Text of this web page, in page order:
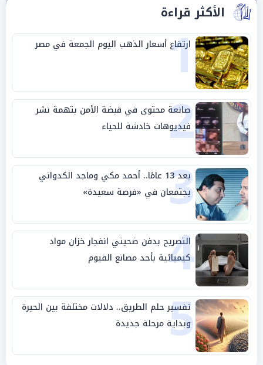
الأكثر قراءة
1
ارتفاع أسعار الذهب اليوم الجمعة في مصر
2
صانعة محتوى في قبضة الأمن بتهمة نشر
فيديوهات خادشة للحياء
3 بعد 13 عامًا.. أحمد مكي وماجد الكدواني
يجتمعان في «فرصة سعيدة»
4
التصريح بدفن ضحيتي انفجار خزان مواد
كيميائية بأحد مصانع الفيوم
5
تفسير حلم الطريق.. دلالات مختلفة بين الحيرة
وبداية مرحلة جديدة